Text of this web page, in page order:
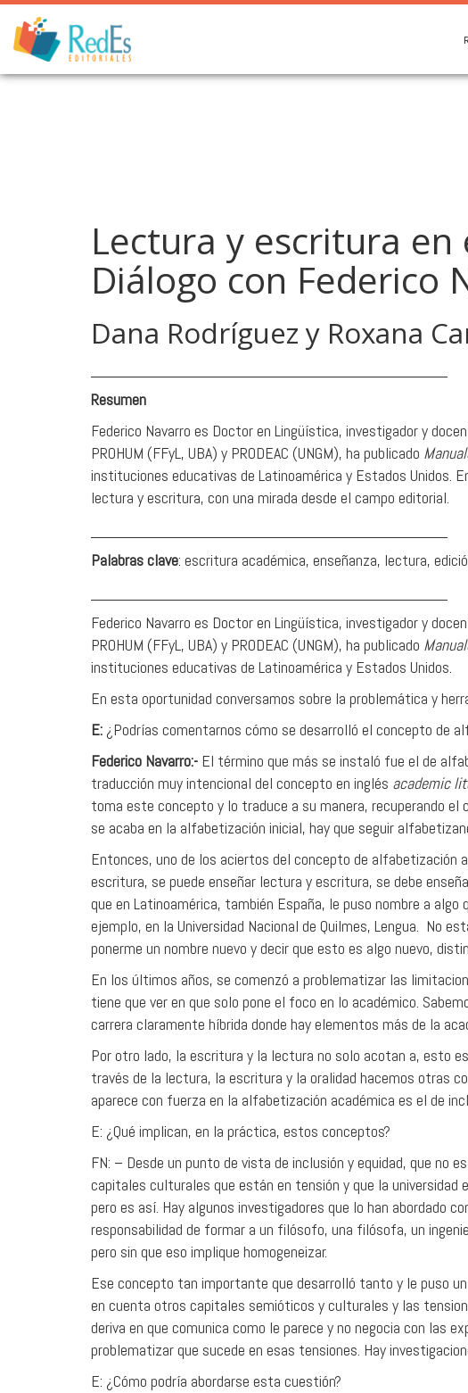
Skip
content
Lectura y escritura
Diálogo con Federico
Dana Rodríguez y Roxana
Resumen
Federico Navarro es Doctor en Lingüística, investigador y
PROHUM (FFyL, UBA) y PRODEAC (UNGM), ha publicado
instituciones educativas de Latinoamérica y Estados Unidos.
lectura y escritura, con una mirada desde el campo editorial.
Palabras clave: escritura académica, enseñanza, lectura,
Federico Navarro es Doctor en Lingüística, investigador y
PROHUM (FFyL, UBA) y PRODEAC (UNGM), ha publicado
instituciones educativas de Latinoamérica y Estados Unidos.
En esta oportunidad conversamos sobre la problemática y
E: ¿Podrías comentarnos cómo se desarrolló el concepto de
Federico Navarro:- El término que más se instaló fue el de
traducción muy intencional del concepto en inglés academic
toma este concepto y lo traduce a su manera, recuperando
se acaba en la alfabetización inicial, hay que seguir
Entonces, uno de los aciertos del concepto de alfabetización
escritura, se puede enseñar lectura y escritura, se debe
que en Latinoamérica, también España, le puso nombre a
ejemplo, en la Universidad Nacional de Quilmes, Lengua. No
ponerme un nombre nuevo y decir que esto es algo nuevo,
En los últimos años, se comenzó a problematizar las
tiene que ver en que solo pone el foco en lo académico.
carrera claramente híbrida donde hay elementos más de la
Por otro lado, la escritura y la lectura no solo acotan a, esto
través de la lectura, la escritura y la oralidad hacemos otras
aparece con fuerza en la alfabetización académica es el de
E: ¿Qué implican, en la práctica, estos conceptos?
FN: – Desde un punto de vista de inclusión y equidad, que
capitales culturales que están en tensión y que la universidad
pero es así. Hay algunos investigadores que lo han abordado
responsabilidad de formar a un filósofo, una filósofa, un
pero sin que eso implique homogeneizar.
Ese concepto tan importante que desarrolló tanto y le puso
en cuenta otros capitales semióticos y culturales y las
deriva en que comunica como le parece y no negocia con las
problematizar que sucede en esas tensiones. Hay
E: ¿Cómo podría abordarse esta cuestión?